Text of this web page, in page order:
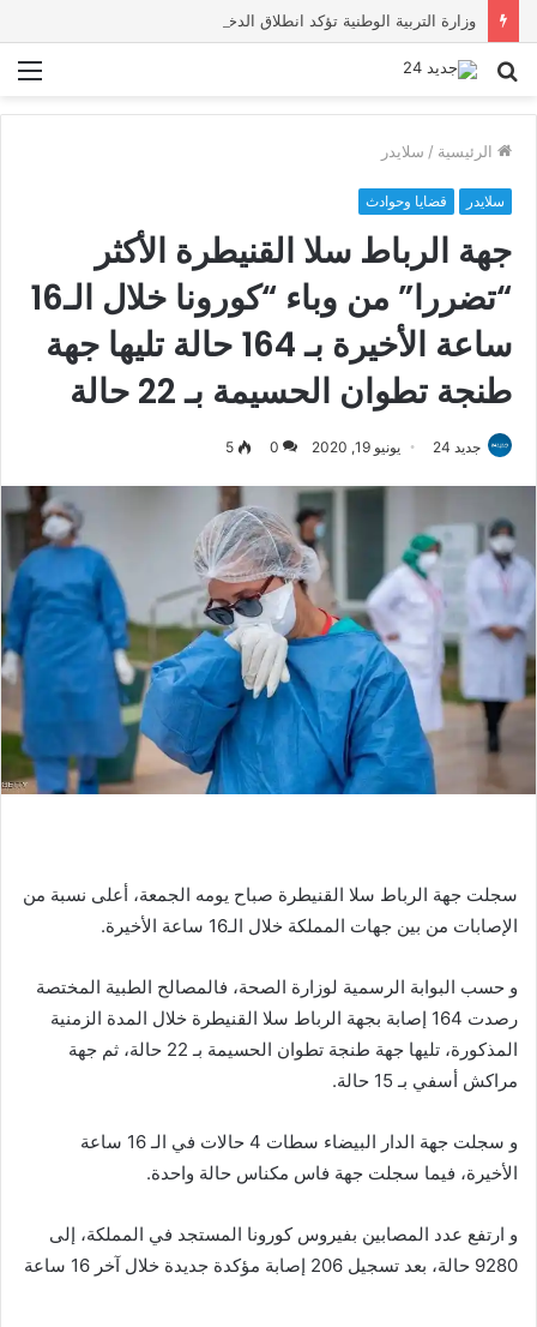
بحث
الرئيسية / سلايدر
سلايدر قضايا وحوادث
جهة الرباط سلا القنيطرة الأكثر
“تضررا” من وباء “كورونا خلال الـ16
ساعة الأخيرة بـ 164 حالة تليها جهة
طنجة تطوان الحسيمة بـ 22 حالة
جديد 24 يونيو 19, 2020 0
5
سجلت جهة الرباط سلا القنيطرة صباح يومه الجمعة، أعلى نسبة من
الإصابات من بين جهات المملكة خلال الـ16 ساعة الأخيرة.
و حسب البوابة الرسمية لوزارة الصحة، فالمصالح الطبية المختصة
رصدت 164 إصابة بجهة الرباط سلا القنيطرة خلال المدة الزمنية
المذكورة، تليها جهة طنجة تطوان الحسيمة بـ 22 حالة، ثم جهة
مراكش أسفي بـ 15 حالة.
و سجلت جهة الدار البيضاء سطات 4 حالات في الـ 16 ساعة
الأخيرة، فيما سجلت جهة فاس مكناس حالة واحدة.
و ارتفع عدد المصابين بفيروس كورونا المستجد في المملكة، إلى
9280 حالة، بعد تسجيل 206 إصابة مؤكدة جديدة خلال آخر 16 ساعة